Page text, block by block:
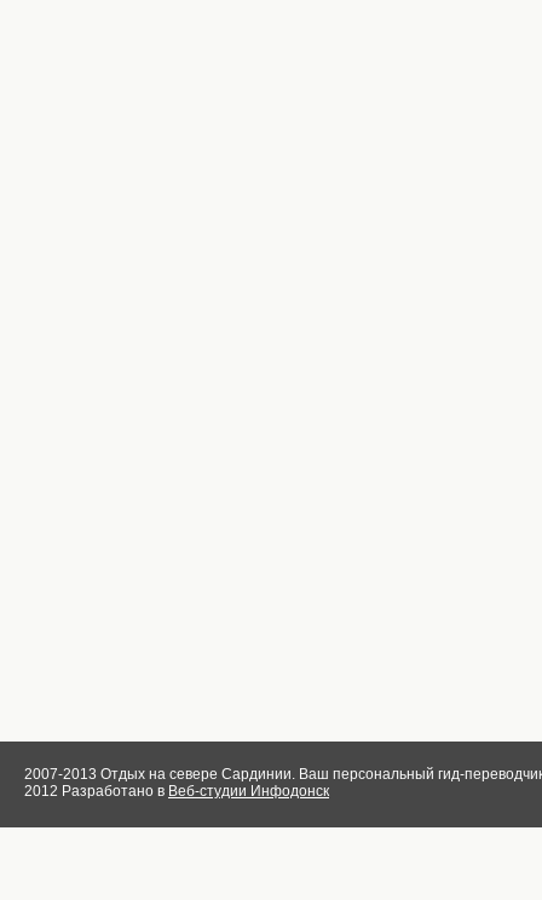
2007-2013 Отдых на севере Сардинии. Ваш персональный гид-
2012 Разработано в Веб-студии Инфодонск